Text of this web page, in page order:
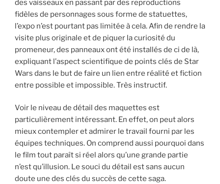
des vaisseaux en passant par des reproductions
fidèles de personnages sous forme de statuettes,
l’expo n’est pourtant pas limitée à cela. Afin de rendre la
visite plus originale et de piquer la curiosité du
promeneur, des panneaux ont été installés de ci de là,
expliquant l’aspect scientifique de points clés de Star
Wars dans le but de faire un lien entre réalité et fiction
entre possible et impossible. Très instructif.
Voir le niveau de détail des maquettes est
particulièrement intéressant. En effet, on peut alors
mieux contempler et admirer le travail fourni par les
équipes techniques. On comprend aussi pourquoi dans
le film tout paraît si réel alors qu’une grande partie
n’est qu’illusion. Le souci du détail est sans aucun
doute une des clés du succès de cette saga.